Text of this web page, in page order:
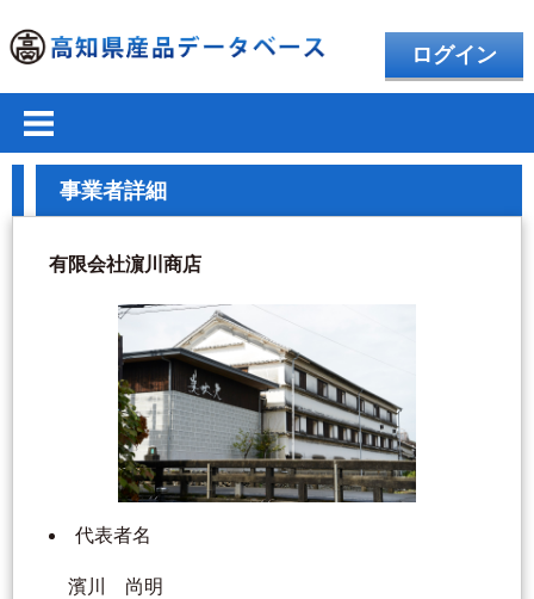
ログイン
事業者詳細
有限会社濵川商店
代表者名
濱川 尚明